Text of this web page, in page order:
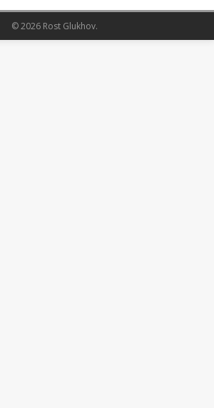
© 2026 Rost Glukhov.